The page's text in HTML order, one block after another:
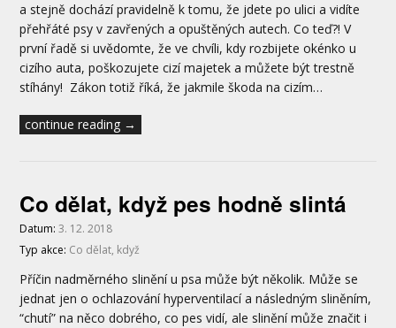
a stejně dochází pravidelně k tomu, že jdete po ulici a vidíte
přehřáté psy v zavřených a opuštěných autech. Co teď?! V
první řadě si uvědomte, že ve chvíli, kdy rozbijete okénko u
cizího auta, poškozujete cizí majetek a můžete být trestně
stíhány! Zákon totiž říká, že jakmile škoda na cizím…
continue reading →
Co dělat, když pes hodně slintá
Datum:3. 12. 2018
Typ akce: Co dělat, když
Příčin nadměrného slinění u psa může být několik. Může se
jednat jen o ochlazování hyperventilací a následným sliněním,
“chutí” na něco dobrého, co pes vidí, ale slinění může značit i